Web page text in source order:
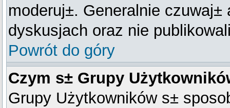
moderuj±. Generalnie
dyskusjach oraz nie
Powrót do góry
Czym s± Grupy
Grupy Użytkowników s±